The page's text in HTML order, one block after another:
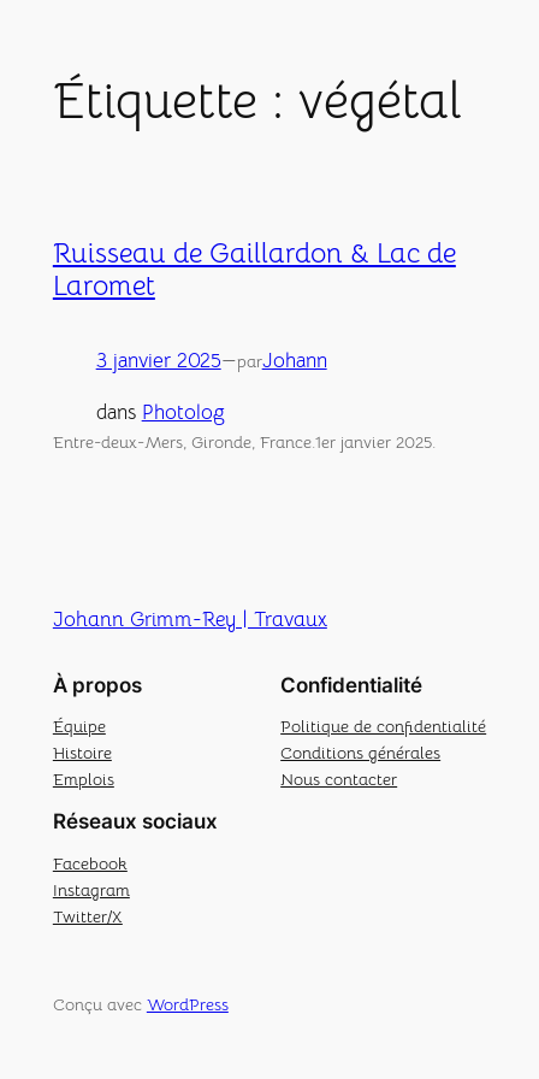
contenuÉtiquette : végétal
Ruisseau de Gaillardon & Lac de
Laromet
3 janvier 2025—parJohann
dans Photolog
Entre-deux-Mers, Gironde, France.1er janvier 2025.
Johann Grimm-Rey | Travaux
À propos
Équipe
Histoire
Emplois
Confidentialité
Politique de confidentialité
Conditions générales
Nous contacter
Réseaux sociaux
Facebook
Instagram
Twitter/X
Conçu avec WordPress